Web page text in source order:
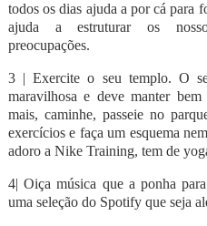
todos os dias ajuda a por cá para
ajuda a estruturar os
preocupações.
3 | Exercite o seu templo. O
maravilhosa e deve manter
mais, caminhe, passeie no
exercícios e faça um esquema
adoro a Nike Training, tem de
4| Oiça música que a ponha
uma seleção do Spotify que seja